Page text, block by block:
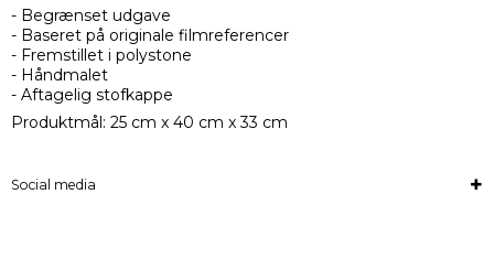
- Begrænset udgave
- Baseret på originale filmreferencer
- Fremstillet i polystone
- Håndmalet
- Aftagelig stofkappe
Produktmål: 25 cm x 40 cm x 33 cm
Social media